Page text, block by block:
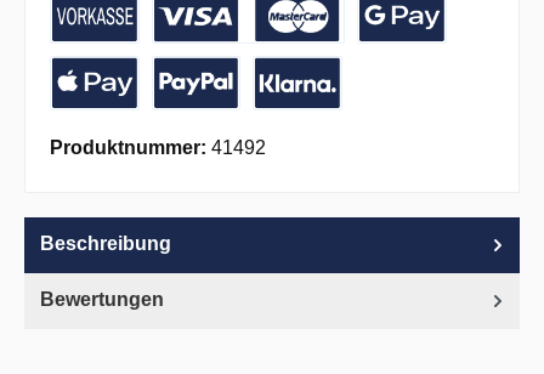
Vorkasse / Banküberweisung
Kreditkarte
Produktnummer: 41492
Beschreibung
Bewertungen